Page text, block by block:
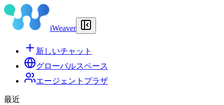
iWeaver
新しいチャット
グローバルスペース
エージェントプラザ
最近